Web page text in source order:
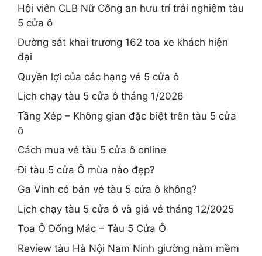
Hội viên CLB Nữ Công an hưu trí trải nghiệm tàu
5 cửa ô
Đường sắt khai trương 162 toa xe khách hiện
đại
Quyền lợi của các hạng vé 5 cửa ô
Lịch chạy tàu 5 cửa ô tháng 1/2026
Tầng Xép – Không gian đặc biệt trên tàu 5 cửa
ô
Cách mua vé tàu 5 cửa ô online
Đi tàu 5 cửa Ô mùa nào đẹp?
Ga Vinh có bán vé tàu 5 cửa ô không?
Lịch chạy tàu 5 cửa ô và giá vé tháng 12/2025
Toa Ô Đống Mác – Tàu 5 Cửa Ô
Review tàu Hà Nội Nam Ninh giường nằm mềm